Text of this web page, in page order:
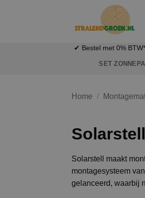
✔ Bestel met 0%
SET
Home /
Solarstell
Solarstell maakt
montagesysteem
gelanceerd, waarbij